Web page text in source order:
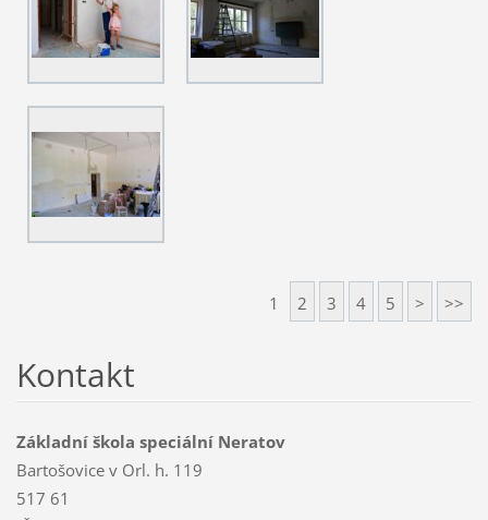
1 2 3 4 5 > >>
Kontakt
Základní škola speciální Neratov
Bartošovice v Orl. h. 119
517 61